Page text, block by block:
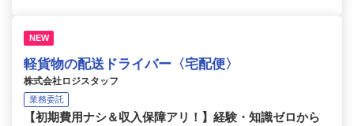
NEW
軽貨物の配送ドライバー〈宅配便〉
株式会社ロジスタッフ
業務委託
【初期費用ナシ＆収入保障アリ！】経験・知識ゼロから